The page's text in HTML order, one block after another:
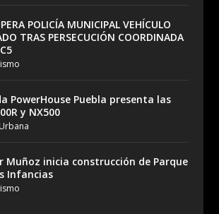
POLICÍA MUNICIPAL VEHÍCULO
TRAS PERSECUCIÓN COORDINADA
PowerHouse Puebla presenta las
y NX500
Muñoz inicia construcción de Parque
Infancias